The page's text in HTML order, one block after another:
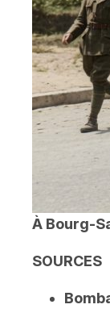
À Bourg-
SOURCES